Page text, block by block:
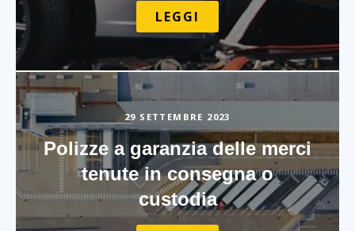
LEGGI
29 SETTEMBRE 2023
Polizze a garanzia delle merci
tenute in consegna o
custodia